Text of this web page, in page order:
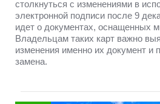
столкнуться с изменениями в
электронной подписи после 9
идет о документах, оснащенных
Владельцам таких карт важно
изменения именно их документ и
замена.